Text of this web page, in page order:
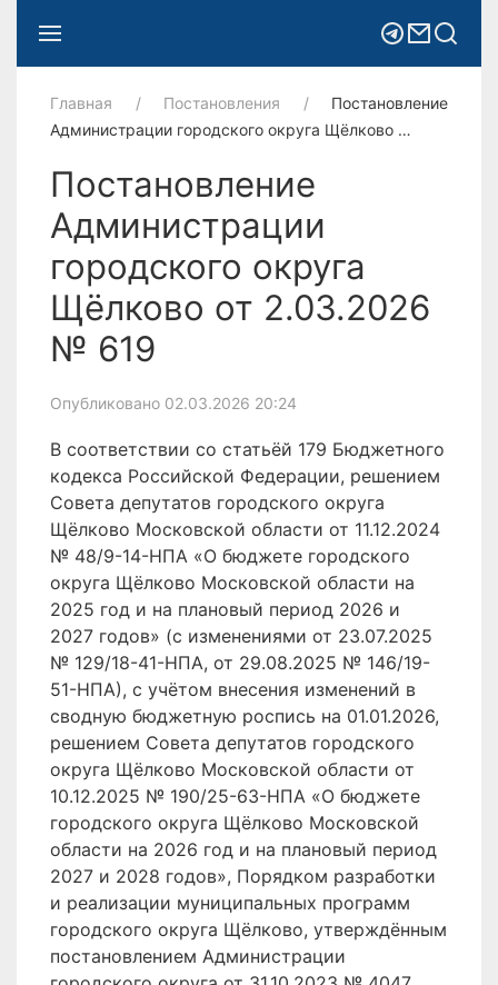
Главная Постановления
Постановление
Администрации городского округа Щёлково …
Постановление
Администрации
городского округа
Щёлково от 2.03.2026
№ 619
Опубликовано 02.03.2026 20:24
В соответствии со статьёй 179 Бюджетного
кодекса Российской Федерации, решением
Совета депутатов городского округа
Щёлково Московской области от 11.12.2024
№ 48/9-14-НПА «О бюджете городского
округа Щёлково Московской области на
2025 год и на плановый период 2026 и
2027 годов» (с изменениями от 23.07.2025
№ 129/18-41-НПА, от 29.08.2025 № 146/19-
51-НПА), с учётом внесения изменений в
сводную бюджетную роспись на 01.01.2026,
решением Совета депутатов городского
округа Щёлково Московской области от
10.12.2025 № 190/25-63-НПА «О бюджете
городского округа Щёлково Московской
области на 2026 год и на плановый период
2027 и 2028 годов», Порядком разработки
и реализации муниципальных программ
городского округа Щёлково, утверждённым
постановлением Администрации